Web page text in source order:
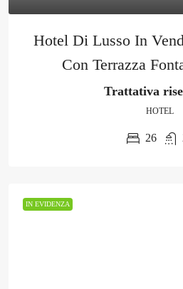
Hotel Di Lusso In
Con Terrazza
Trattativa
HOTEL
26
IN EVIDENZA